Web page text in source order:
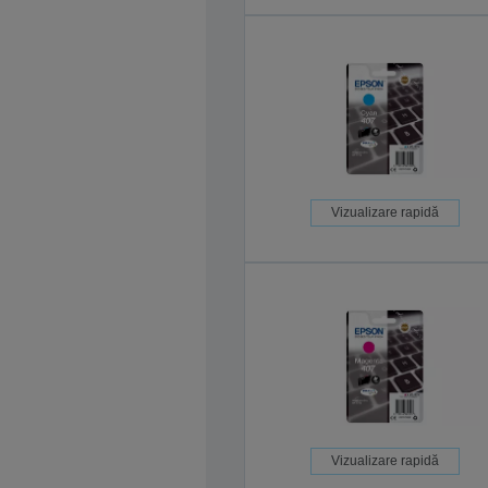
Vizualizare rapidă
Vizualizare rapidă